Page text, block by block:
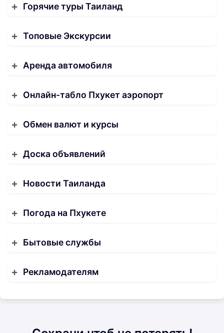
Горячие туры Таиланд
Топовые Экскурсии
Аренда автомобиля
Онлайн-табло Пхукет аэропорт
Обмен валют и курсы
Доска объявлений
Новости Таиланда
Погода на Пхукете
Бытовые службы
Рекламодателям